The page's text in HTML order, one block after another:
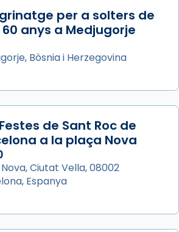
Mitjana sorgeix la tradició
(“relatiu a Júlia”) i
a Semprònia =
seves. I l’any 1667, el
Roig, afirma en una obra
filles de l’antiga Iluro.
les relíq
Share
per a solters de
60 anys a Medjugorje
Bòsnia i Herzegovina
de Sant Roc de
a la plaça Nova
Ciutat Vella, 08002
Espanya